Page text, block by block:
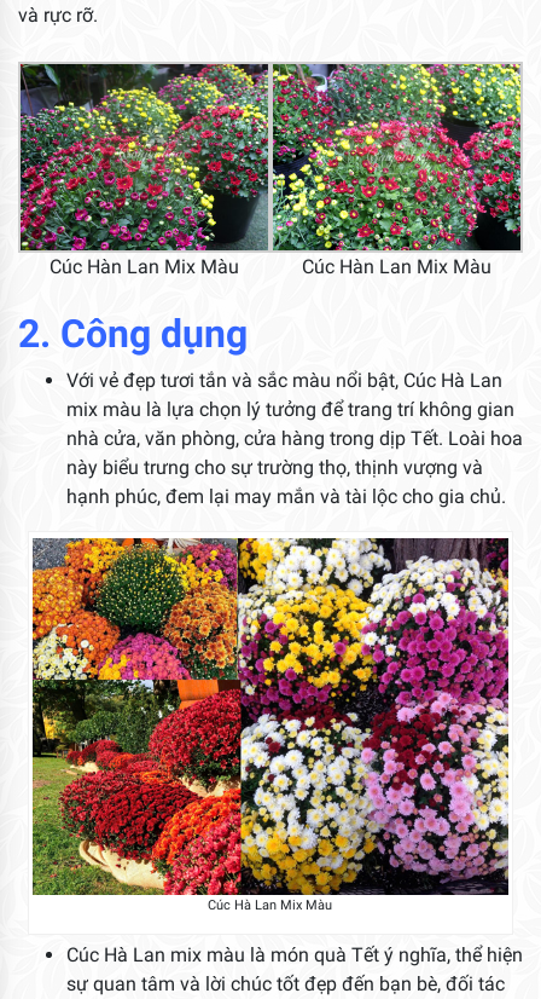
và rực rỡ.
Cúc Hàn Lan Mix Màu Cúc Hàn Lan Mix Màu
2. Công dụng
Với vẻ đẹp tươi tắn và sắc màu nổi bật, Cúc Hà Lan
mix màu là lựa chọn lý tưởng để trang trí không gian
nhà cửa, văn phòng, cửa hàng trong dịp Tết. Loài hoa
này biểu trưng cho sự trường thọ, thịnh vượng và
hạnh phúc, đem lại may mắn và tài lộc cho gia chủ.
Cúc Hà Lan Mix Màu
Cúc Hà Lan mix màu là món quà Tết ý nghĩa, thể hiện
sự quan tâm và lời chúc tốt đẹp đến bạn bè, đối tác